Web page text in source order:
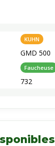
KUHN
GMD 500
Faucheuse
732